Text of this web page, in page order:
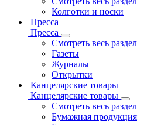
Колготки и носки
Пресса
Пресса
Смотреть весь раздел
Газеты
Журналы
Открытки
Канцелярские товары
Канцелярские товары
Смотреть весь раздел
Бумажная продукция